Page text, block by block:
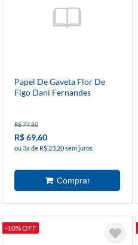
Papel De Gaveta Flor De
Figo Dani Fernandes
R$ 77,30
R$ 69,60
ou 3x de R$ 23,20 sem juros
-10% OFF